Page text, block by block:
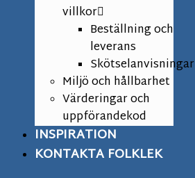
villkor
Beställning och
leverans
Skötselanvisningar
Miljö och hållbarhet
Värderingar och
uppförandekod
INSPIRATION
KONTAKTA FOLKLEK